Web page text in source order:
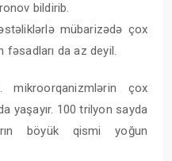
bildirib.
mübarizədə çox
da az deyil.
mikroorqanizmlərin çox
yaşayır. 100 trilyon sayda
böyük qismi yoğun